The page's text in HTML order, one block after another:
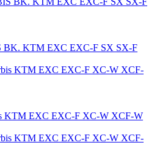
BK. KTM EXC EXC-F SX SX-F
KTM EXC EXC-F XC-W XCF-W